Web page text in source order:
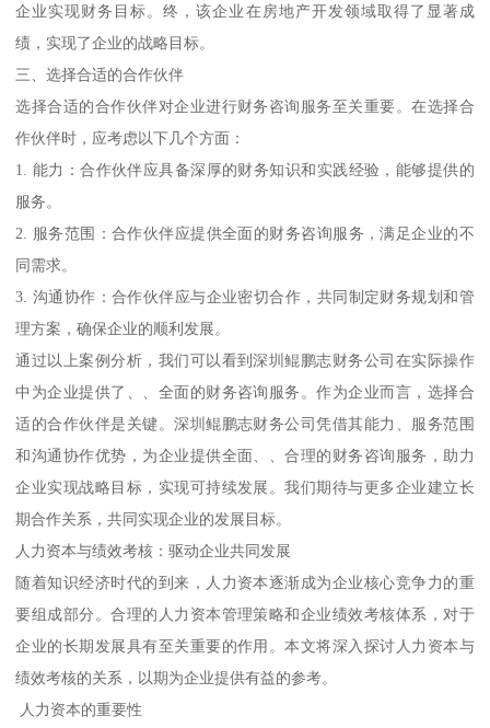
企业实现财务目标。终，该企业在房地产开发领域取得了显著成
绩，实现了企业的战略目标。
三、选择合适的合作伙伴
选择合适的合作伙伴对企业进行财务咨询服务至关重要。在选择合
作伙伴时，应考虑以下几个方面：
1. 能力：合作伙伴应具备深厚的财务知识和实践经验，能够提供的
服务。
2. 服务范围：合作伙伴应提供全面的财务咨询服务，满足企业的不
同需求。
3. 沟通协作：合作伙伴应与企业密切合作，共同制定财务规划和管
理方案，确保企业的顺利发展。
通过以上案例分析，我们可以看到深圳鲲鹏志财务公司在实际操作
中为企业提供了、、全面的财务咨询服务。作为企业而言，选择合
适的合作伙伴是关键。深圳鲲鹏志财务公司凭借其能力、服务范围
和沟通协作优势，为企业提供全面、、合理的财务咨询服务，助力
企业实现战略目标，实现可持续发展。我们期待与更多企业建立长
期合作关系，共同实现企业的发展目标。
人力资本与绩效考核：驱动企业共同发展
随着知识经济时代的到来，人力资本逐渐成为企业核心竞争力的重
要组成部分。合理的人力资本管理策略和企业绩效考核体系，对于
企业的长期发展具有至关重要的作用。本文将深入探讨人力资本与
绩效考核的关系，以期为企业提供有益的参考。
人力资本的重要性